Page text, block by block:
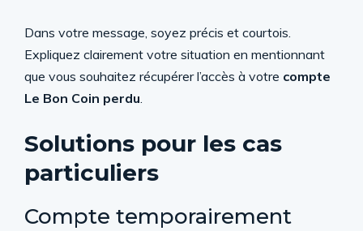
Dans votre message, soyez précis et courtois.
Expliquez clairement votre situation en mentionnant
que vous souhaitez récupérer l’accès à votre compte
Le Bon Coin perdu
Solutions pour les cas
particuliers
Compte temporairement